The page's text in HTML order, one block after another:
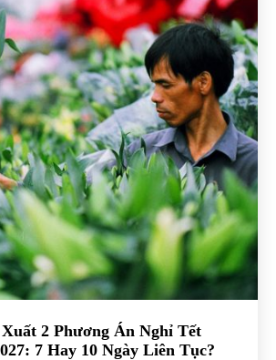
2 Phương Án Nghỉ Tết
7 Hay 10 Ngày Liên Tục?